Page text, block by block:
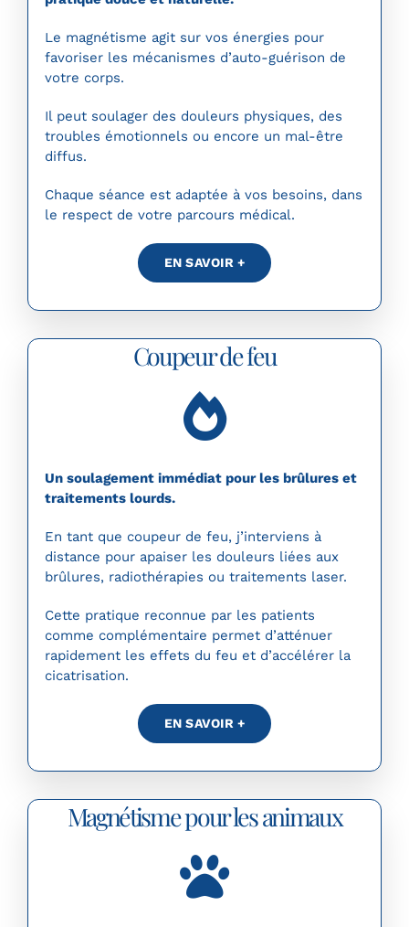
Le magnétisme agit sur vos énergies pour
favoriser les mécanismes d’auto-guérison de
votre corps.
Il peut soulager des douleurs physiques, des
troubles émotionnels ou encore un mal-être
diffus.
Chaque séance est adaptée à vos besoins, dans
le respect de votre parcours médical.
EN SAVOIR +
Coupeur de feu
Un soulagement immédiat pour les brûlures et
traitements lourds.
En tant que coupeur de feu, j’interviens à
distance pour apaiser les douleurs liées aux
brûlures, radiothérapies ou traitements laser.
Cette pratique reconnue par les patients
comme complémentaire permet d’atténuer
rapidement les effets du feu et d’accélérer la
cicatrisation.
EN SAVOIR +
Magnétisme pour les animaux